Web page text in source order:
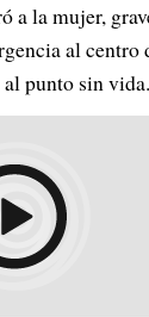
a la mujer,
al centro
punto sin vida.